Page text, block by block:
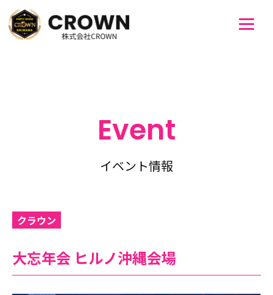
Event
イベント情報
クラウン
大忘年会 ヒルノ沖縄会場